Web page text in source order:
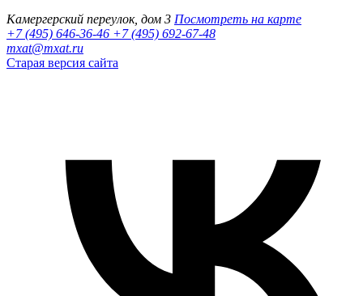
Камергерский переулок, дом 3 Посмотреть на карте
+7 (495) 646-36-46 +7 (495) 692-67-48‬
mxat@mxat.ru
Старая версия сайта